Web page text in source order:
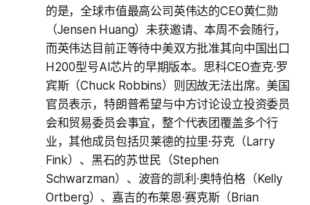
的是，全球市值最高公司英伟达的CEO黄仁勋
（Jensen Huang）未获邀请、本周不会随行，
而英伟达目前正等待中美双方批准其向中国出口
H200型号AI芯片的早期版本。思科CEO查克·罗
宾斯（Chuck Robbins）则因故无法出席。美国
官员表示，特朗普希望与中方讨论设立投资委员
会和贸易委员会事宜，整个代表团覆盖多个行
业，其他成员包括贝莱德的拉里·芬克（Larry
Fink）、黑石的苏世民（Stephen
Schwarzman）、波音的凯利·奥特伯格（Kelly
Ortberg）、嘉吉的布莱恩·赛克斯（Brian